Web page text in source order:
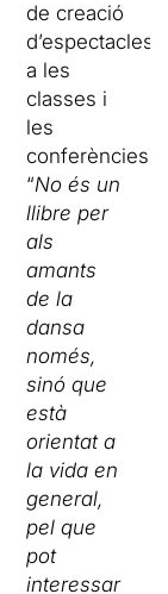
de creació
d’espectacles,
a les
classes i
les
conferències.
“No és un
llibre per
als
amants
de la
dansa
només,
sinó que
està
orientat a
la vida en
general,
pel que
pot
interessar